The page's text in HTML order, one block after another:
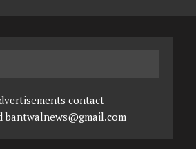
contact
bantwalnews@gmail.com